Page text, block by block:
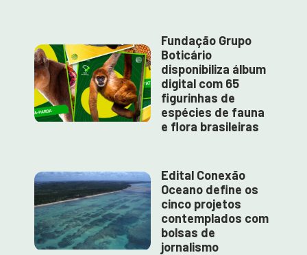
Fundação Grupo
Boticário
disponibiliza álbum
digital com 65
figurinhas de
espécies de fauna
e flora brasileiras
Edital Conexão
Oceano define os
cinco projetos
contemplados com
bolsas de
jornalismo